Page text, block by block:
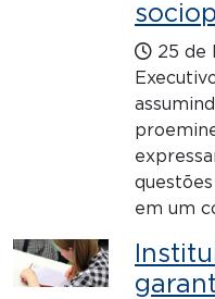
25 de
em um